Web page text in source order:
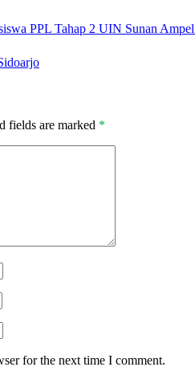
PPL Tahap 2 UIN Sunan Ampel
fields are marked *
for the next time I comment.